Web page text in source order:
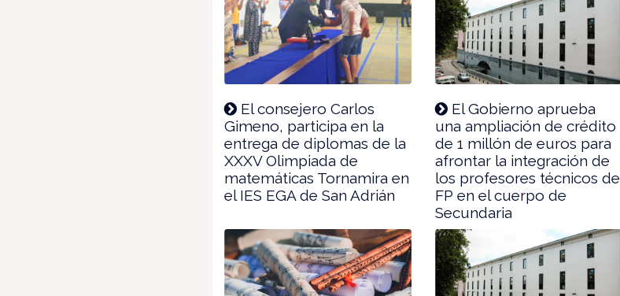
El consejero Carlos
Gimeno, participa en la
entrega de diplomas de la
XXXV Olimpiada de
matemáticas Tornamira en
el IES EGA de San Adrián
El Gobierno aprueba
una ampliación de crédito
de 1 millón de euros para
afrontar la integración de
los profesores técnicos de
FP en el cuerpo de
Secundaria